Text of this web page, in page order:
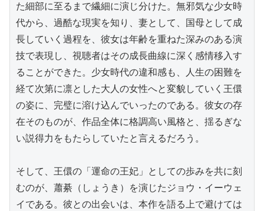
た細部に至るまで繊細に演じ分けた。無邪気な少女時
代から、過酷な現実を知り、妻として、国母として成
長していく過程を、彼女は年齢を重ねた深みのある演
技で表現し、視聴者はその成長曲線に深く感情移入す
ることができた。少女時代の違和感も、人生の困難を
経て次第に凛とした大人の女性へと変貌していく王儇
の姿に、完璧に溶け込んでいったのである。彼女の存
在そのものが、作品全体に格調高い風格と、揺るぎな
い説得力をもたらしていたと言えるだろう。
そして、王儇の「運命の王妃」としての歩みを共に刻
むのが、蕭綦（しょうき）を演じたジョウ・イーウェ
イである。彼との出会いは、本作を語る上で避けては